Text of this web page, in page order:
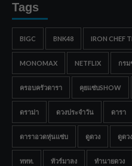
Tags
BIGC BNK48 IRON CHEF
MONOMAX NETFLIX กร
ครอบครัวดารา คุยแซ่บSHOW
ดราม่า ดวงประจำวัน ดารา
ดาราอวดหุ่นแซ่บ ดูดวง ดูดว
ททท. ทัวร์มาลง ทำนายดวง